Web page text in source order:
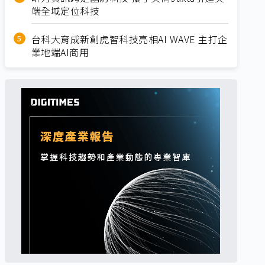
端全域定位科技
台科大育成新創虎智科技亮相AI WAVE 主打企
業地端AI商用